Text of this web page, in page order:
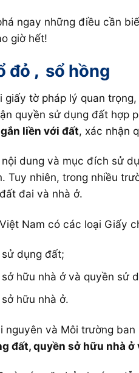
ngay những điều cần
giờ hết!
đỏ , sổ hồng
giấy tờ pháp lý quan
quyền sử dụng đất hợp
liền với đất, xác nhận
dung và mục đích sử
Tuy nhiên, trong nhiều
đai và nhà ở.
Nam có các loại Giấy
dụng đất;
hữu nhà ở và quyền sử
hữu nhà ở.
nguyên và Môi trường
đất, quyền sở hữu nhà